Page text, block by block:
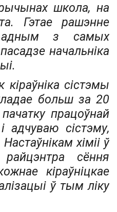
школа, на
Гэтае рашэнне
з самых
начальніка
сістэмы
больш за 20
працоўнай
адчуваю сістэму,
Настаўнікам хіміі ў
сёння
кіраўніцкае
ў тым ліку